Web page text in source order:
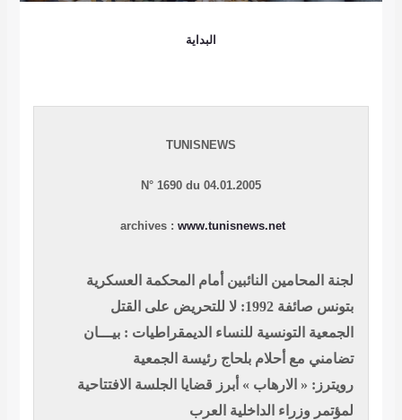
البداية
TUNISNEWS
N° 1690 du 04.01.2005
archives :www.tunisnews.net
لجنة المحامين النائبين أمام المحكمة العسكرية
بتونس صائفة 1992: لا للتحريض على القتل
الجمعية التونسية للنساء الديمقراطيات : بيـــان
تضامني مع أحلام بلحاج رئيسة الجمعية
رويترز: « الارهاب » أبرز قضايا الجلسة الافتتاحية
لمؤتمر وزراء الداخلية العرب